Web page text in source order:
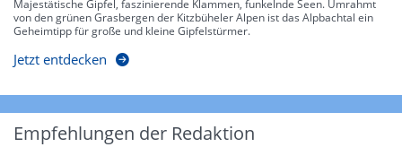
Majestätische Gipfel, faszinierende Klammen, funkelnde Seen. Umrahmt
von den grünen Grasbergen der Kitzbüheler Alpen ist das Alpbachtal ein
Geheimtipp für große und kleine Gipfelstürmer.
Jetzt entdecken
Empfehlungen der Redaktion